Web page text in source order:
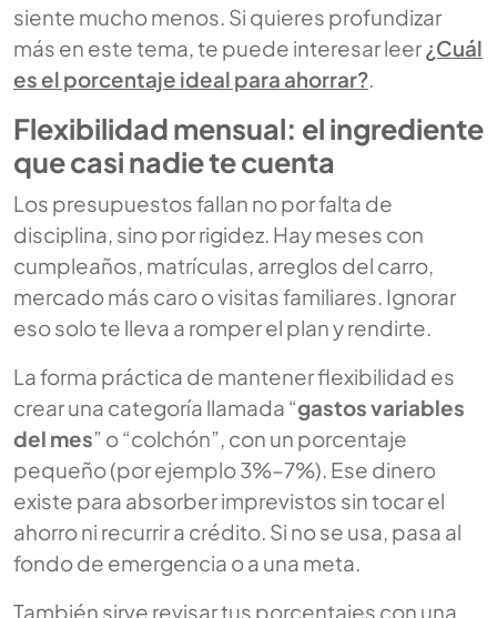
siente mucho menos. Si quieres profundizar
más en este tema, te puede interesar leer ¿Cuál
es el porcentaje ideal para ahorrar?
Flexibilidad mensual: el ingrediente
que casi nadie te cuenta
Los presupuestos fallan no por falta de
disciplina, sino por rigidez. Hay meses con
cumpleaños, matrículas, arreglos del carro,
mercado más caro o visitas familiares. Ignorar
eso solo te lleva a romper el plan y rendirte.
La forma práctica de mantener flexibilidad es
crear una categoría llamada “gastos variables
del mes” o “colchón”, con un porcentaje
pequeño (por ejemplo 3%–7%). Ese dinero
existe para absorber imprevistos sin tocar el
ahorro ni recurrir a crédito. Si no se usa, pasa al
fondo de emergencia o a una meta.
También sirve revisar tus porcentajes con una